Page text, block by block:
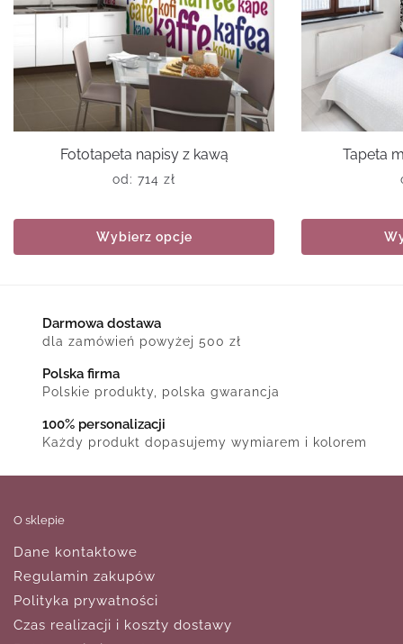
Fototapeta napisy z kawą
od: 714 zł
Wybierz opcje
Tapeta
Darmowa dostawa
dla zamówień powyżej 500 zł
Polska firma
Polskie produkty, polska gwarancja
100% personalizacji
Każdy produkt dopasujemy wymiarem i kolorem
O sklepie
Dane kontaktowe
Regulamin zakupów
Polityka prywatności
Czas realizacji i koszty dostawy